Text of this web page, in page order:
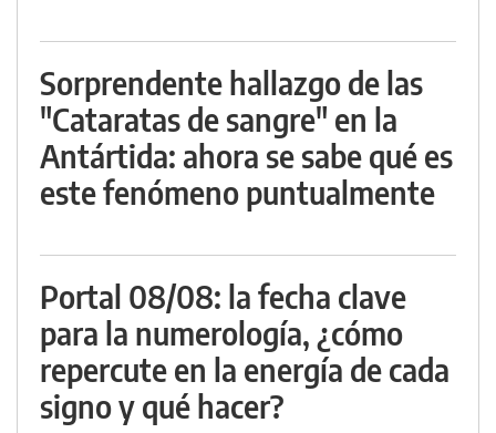
Sorprendente hallazgo de las
"Cataratas de sangre" en la
Antártida: ahora se sabe qué es
este fenómeno puntualmente
Portal 08/08: la fecha clave
para la numerología, ¿cómo
repercute en la energía de cada
signo y qué hacer?